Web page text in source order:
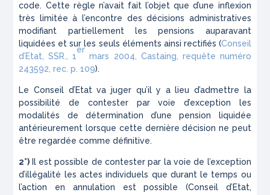
code. Cette règle n’avait fait l’objet que d’une inflexion
très limitée à l’encontre des décisions administratives
modifiant partiellement les pensions auparavant
liquidées et sur les seuls éléments ainsi rectifiés (Conseil
d’Etat, SSR., 1
er
mars 2004, Castaing, requête numéro
243592, rec. p. 109).
Le Conseil d’Etat va juger qu’il y a lieu d’admettre la
possibilité de contester par voie d’exception les
modalités de détermination d’une pension liquidée
antérieurement lorsque cette dernière décision ne peut
être regardée comme définitive.
2°) Il est possible de contester par la voie de l’exception
d’illégalité les actes individuels que durant le temps ou
l’action en annulation est possible (Conseil d’Etat,